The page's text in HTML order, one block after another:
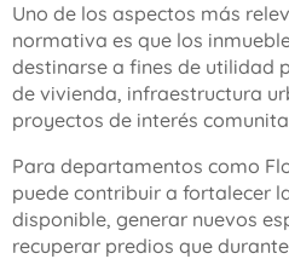
Uno de los aspectos más
normativa es que los
destinarse a fines de utilidad
de vivienda, infraestructura
proyectos de interés
Para departamentos como
puede contribuir a fortalecer
disponible, generar nuevos
recuperar predios que